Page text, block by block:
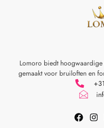
Lomoro biedt
gemaakt voor bruiloften en